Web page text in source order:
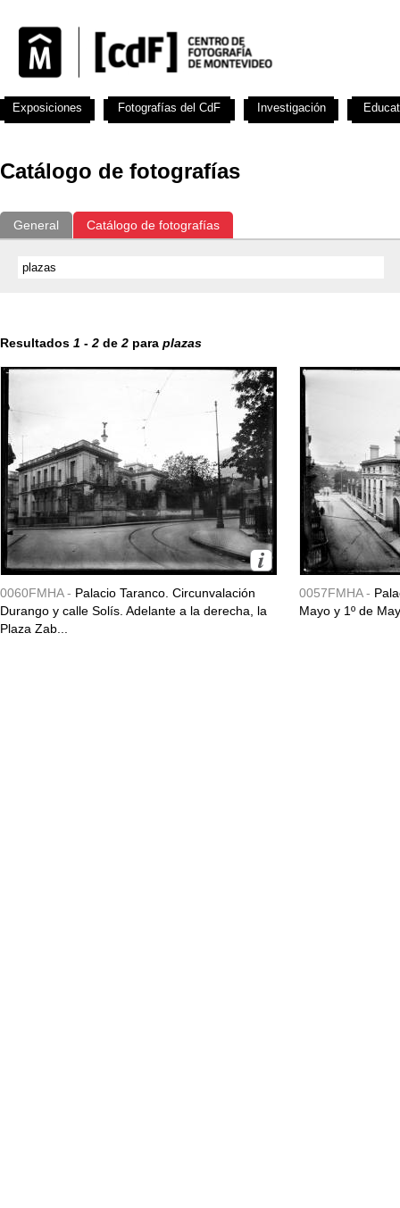
Catálogo de fotografías
General Catálogo de fotografías
Resultados 1 - 2 de 2 para plazas
0060FMHA - Palacio Taranco. Circunvalación
Durango y calle Solís. Adelante a la derecha, la
Plaza Zab...
0057FMHA -
Mayo y 1º de
Exposiciones Fotografías del CdF Investigación